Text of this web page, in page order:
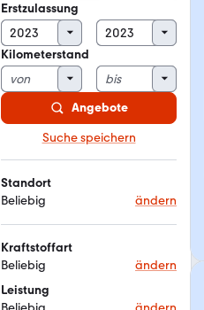
Erstzulassung
Kilometerstand
Angebote
Suche speichern
Standort
Beliebig
ändern
Kraftstoffart
Beliebig
ändern
Leistung